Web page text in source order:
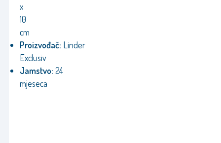
x
10
cm
Proizvođač: Linder
Exclusiv
Jamstvo: 24
mjeseca